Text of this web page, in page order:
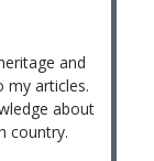
and
my articles.
about
country.